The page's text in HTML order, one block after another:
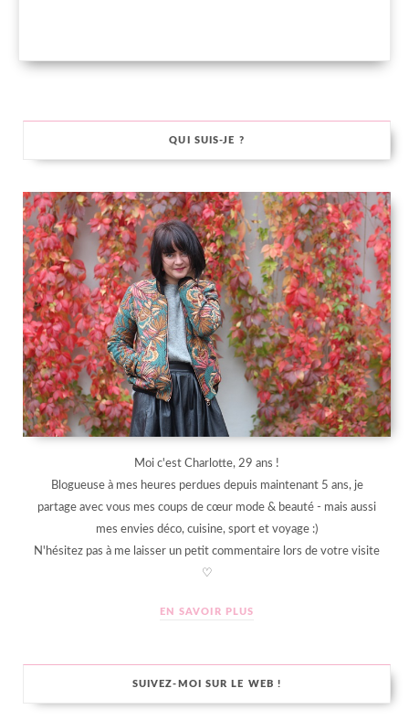
QUI SUIS-JE ?
Moi c'est Charlotte, 29 ans !
Blogueuse à mes heures perdues depuis maintenant 5 ans, je
partage avec vous mes coups de cœur mode & beauté - mais aussi
mes envies déco, cuisine, sport et voyage :)
N'hésitez pas à me laisser un petit commentaire lors de votre visite
♡
EN SAVOIR PLUS
SUIVEZ-MOI SUR LE WEB !